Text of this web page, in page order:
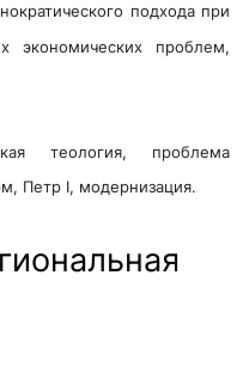
подхода при
экономических проблем,
теология, проблема
Петр I, модернизация.